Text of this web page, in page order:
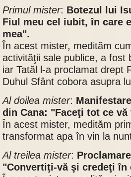
Primul mister: Botezul lui
Fiul meu cel iubit, în care
mea".
În acest mister, medităm
activităţii sale publice, a fost
iar Tatăl l-a proclamat drept
Duhul Sfânt cobora asupra
Al doilea mister:
din Cana: "Faceţi tot ce vă
În acest mister, medităm
transformat apa în vin la
Al treilea mister:
"Convertiţi-vă şi credeţi în